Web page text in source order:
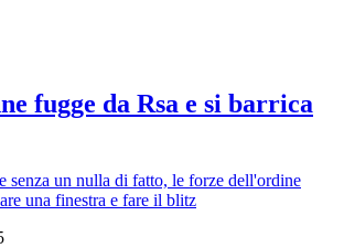
fugge da Rsa e si barrica
senza un nulla di fatto, le forze dell'ordine
una finestra e fare il blitz